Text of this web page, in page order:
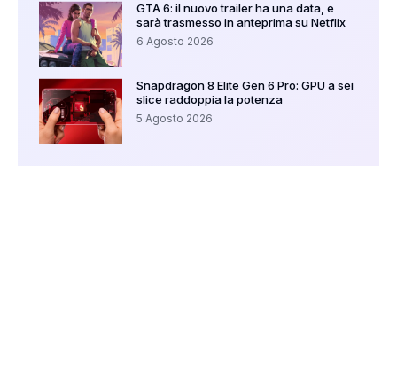
GTA 6: il nuovo trailer ha una data, e
sarà trasmesso in anteprima su Netflix
6 Agosto 2026
Snapdragon 8 Elite Gen 6 Pro: GPU a sei
slice raddoppia la potenza
5 Agosto 2026